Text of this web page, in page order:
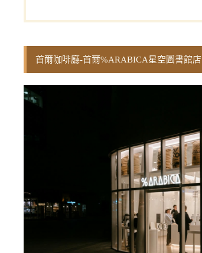
首爾咖啡廳-首爾%ARABICA星空圖書館店